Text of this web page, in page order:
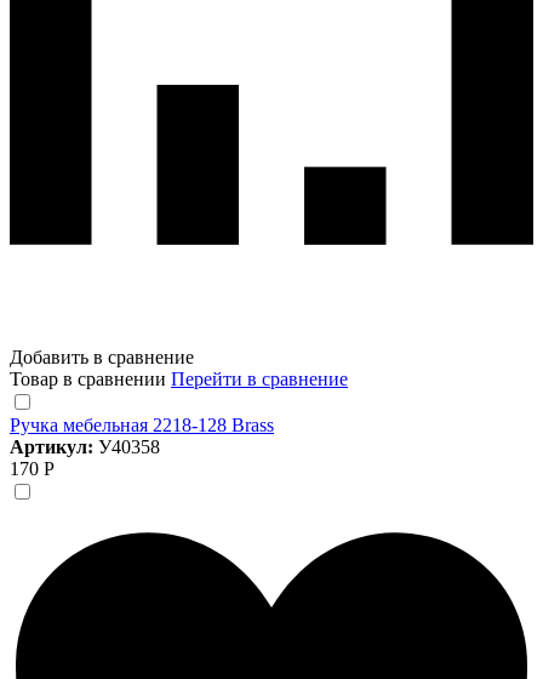
Добавить в сравнение
Товар в сравнении Перейти в сравнение
Ручка мебельная 2218-128 Brass
Артикул: У40358
170 Р